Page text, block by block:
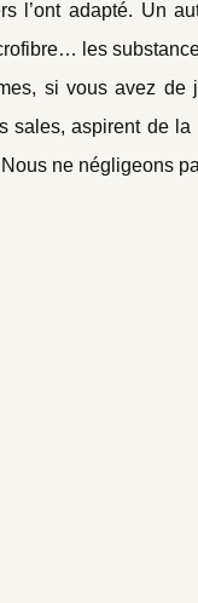
l’ont adapté. Un
les
si vous avez de
sales, aspirent de
ne négligeons